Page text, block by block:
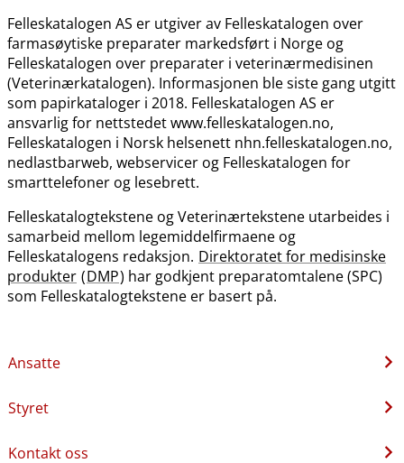
Felleskatalogen AS er utgiver av Felleskatalogen over
farmasøytiske preparater markedsført i Norge og
Felleskatalogen over preparater i veterinærmedisinen
(Veterinærkatalogen). Informasjonen ble siste gang utgitt
som papirkataloger i 2018. Felleskatalogen AS er
ansvarlig for nettstedet www.felleskatalogen.no,
Felleskatalogen i Norsk helsenett nhn.felleskatalogen.no,
nedlastbarweb, webservicer og Felleskatalogen for
smarttelefoner og lesebrett.
Felleskatalogtekstene og Veterinærtekstene utarbeides i
samarbeid mellom legemiddelfirmaene og
Felleskatalogens redaksjon. Direktoratet for medisinske
produkter (DMP) har godkjent preparatomtalene (SPC)
som Felleskatalogtekstene er basert på.
Ansatte
Styret
Kontakt oss